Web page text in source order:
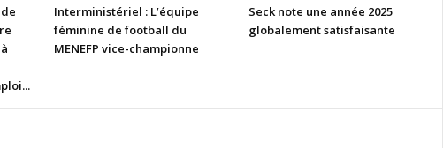
Interministériel : L’équipe
féminine de football du
MENEFP vice-championne
Seck note une année 2025
globalement satisfaisante